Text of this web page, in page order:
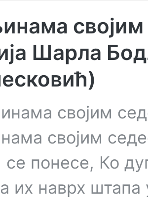
Шарла
својим
својим
понесе, Ко
их наврх